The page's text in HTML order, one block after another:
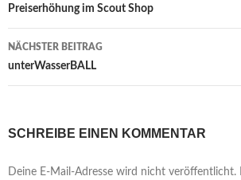
Preiserhöhung im Scout Shop
NÄCHSTER BEITRAG
unterWasserBALL
SCHREIBE EINEN KOMMENTAR
Deine E-Mail-Adresse wird nicht veröffentlicht.